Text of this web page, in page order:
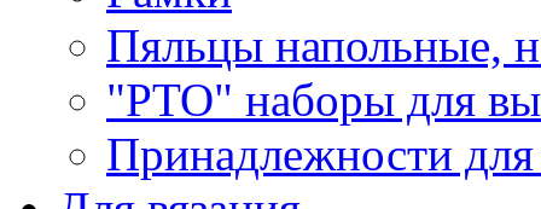
Пяльцы напольные,
"РТО" наборы для
Принадлежности